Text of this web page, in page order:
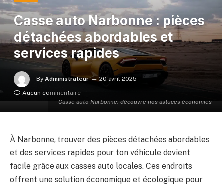
Casse auto Narbonne: découvre nos astuces économies
Casse auto Narbonne : pièces
détachées abordables et
services rapides
By Administrateur
20 avril 2025
Aucun commentaire
À Narbonne, trouver des pièces détachées abordables
et des services rapides pour ton véhicule devient
facile grâce aux casses auto locales. Ces endroits
offrent une solution économique et écologique pour